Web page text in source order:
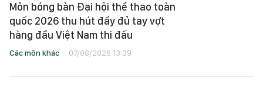
Môn bóng bàn Đại hội thể thao toàn
quốc 2026 thu hút đầy đủ tay vợt
hàng đầu Việt Nam thi đấu
Các môn khác 07/08/2026 13:39